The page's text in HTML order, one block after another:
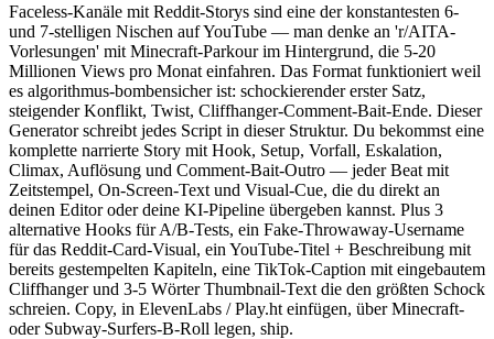
Faceless-Kanäle mit Reddit-Storys sind eine der konstantesten 6-
und 7-stelligen Nischen auf YouTube — man denke an 'r/AITA-
Vorlesungen' mit Minecraft-Parkour im Hintergrund, die 5-20
Millionen Views pro Monat einfahren. Das Format funktioniert weil
es algorithmus-bombensicher ist: schockierender erster Satz,
steigender Konflikt, Twist, Cliffhanger-Comment-Bait-Ende. Dieser
Generator schreibt jedes Script in dieser Struktur. Du bekommst eine
komplette narrierte Story mit Hook, Setup, Vorfall, Eskalation,
Climax, Auflösung und Comment-Bait-Outro — jeder Beat mit
Zeitstempel, On-Screen-Text und Visual-Cue, die du direkt an
deinen Editor oder deine KI-Pipeline übergeben kannst. Plus 3
alternative Hooks für A/B-Tests, ein Fake-Throwaway-Username
für das Reddit-Card-Visual, ein YouTube-Titel + Beschreibung mit
bereits gestempelten Kapiteln, eine TikTok-Caption mit eingebautem
Cliffhanger und 3-5 Wörter Thumbnail-Text die den größten Schock
schreien. Copy, in ElevenLabs / Play.ht einfügen, über Minecraft-
oder Subway-Surfers-B-Roll legen, ship.